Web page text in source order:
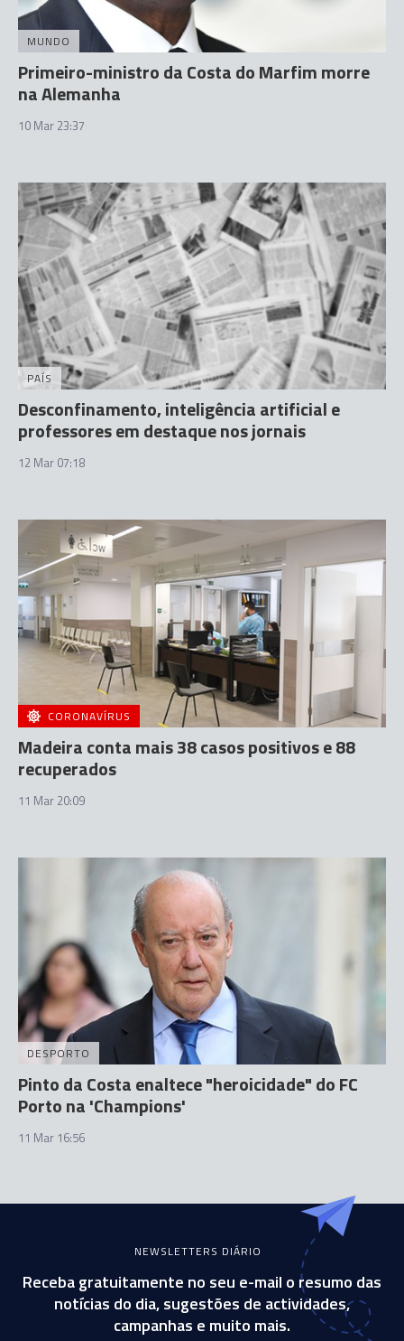
MUNDO
Primeiro-ministro da Costa do Marfim morre
na Alemanha
10 Mar 23:37
PAÍS
Desconfinamento, inteligência artificial e
professores em destaque nos jornais
12 Mar 07:18
CORONAVÍRUS
Madeira conta mais 38 casos positivos e 88
recuperados
11 Mar 20:09
DESPORTO
Pinto da Costa enaltece "heroicidade" do FC
Porto na 'Champions'
11 Mar 16:56
NEWSLETTERS DIÁRIO
Receba gratuitamente no seu e-mail o resumo das
notícias do dia, sugestões de actividades,
campanhas e muito mais.